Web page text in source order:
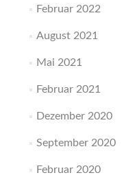
Februar 2022
August 2021
Mai 2021
Februar 2021
Dezember 2020
September 2020
Februar 2020